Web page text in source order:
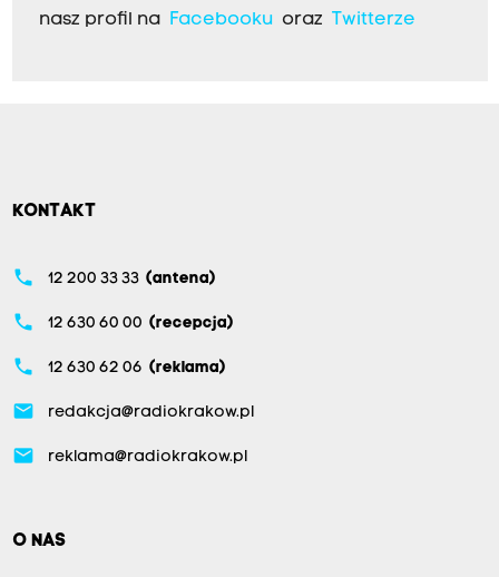
nasz profil na Facebookuoraz Twitterze
KONTAKT
phone 12 200 33 33 (antena)
phone 12 630 60 00 (recepcja)
phone 12 630 62 06 (reklama)
email redakcja@radiokrakow.pl
email reklama@radiokrakow.pl
O NAS